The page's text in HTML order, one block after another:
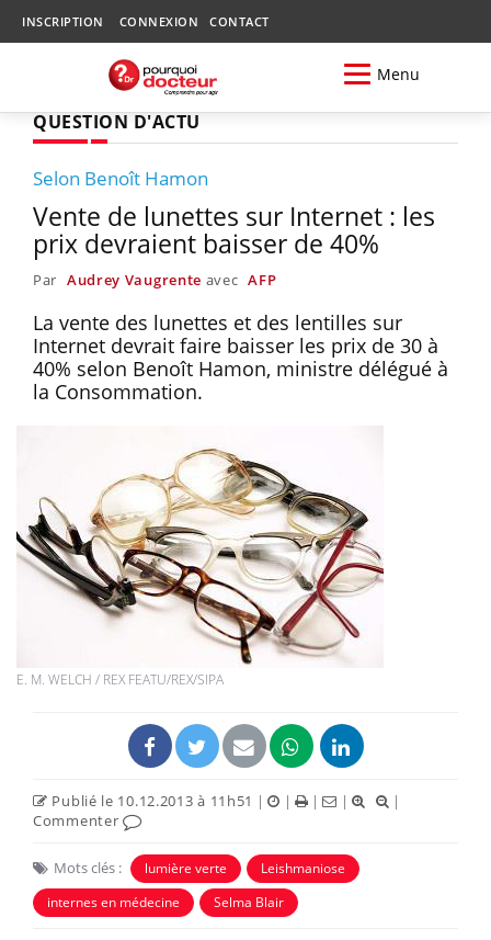
INSCRIPTION CONNEXION CONTACT
Menu
QUESTION D'ACTU
Selon Benoît Hamon
Vente de lunettes sur Internet : les
prix devraient baisser de 40%
Par Audrey Vaugrente avec AFP
La vente des lunettes et des lentilles sur
Internet devrait faire baisser les prix de 30 à
40% selon Benoît Hamon, ministre délégué à
la Consommation.
E. M. WELCH / REX FEATU/REX/SIPA
Publié le 10.12.2013 à 11h51 | | | |
|
Commenter
Mots clés : lumière verte
Leishmaniose
internes en médecine
Selma Blair